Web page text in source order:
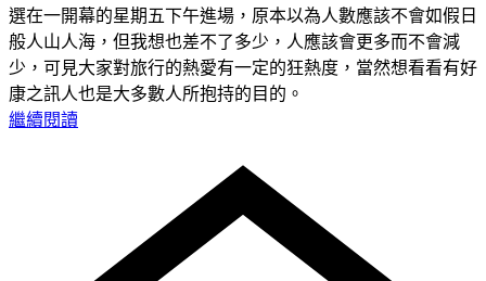
選在一開幕的星期五下午進場，原本以為人數應該不會如假日
般人山人海，但我想也差不了多少，人應該會更多而不會減
少，可見大家對旅行的熱愛有一定的狂熱度，當然想看看有好
康之訊人也是大多數人所抱持的目的。
繼續閱讀